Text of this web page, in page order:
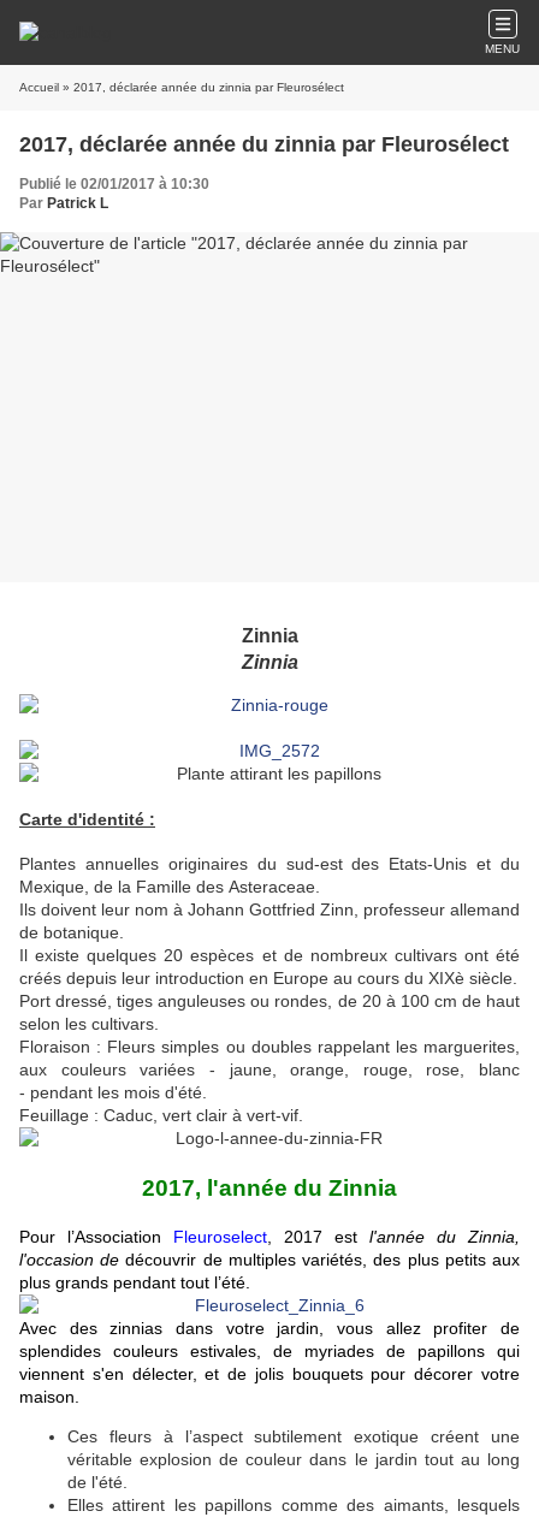
MENU
Accueil » 2017, déclarée année du zinnia par Fleurosélect
2017, déclarée année du zinnia par Fleurosélect
Publié le 02/01/2017 à 10:30
Par Patrick L
Zinnia
Zinnia
Carte d'identité :
Plantes annuelles originaires du sud-est des Etats-Unis et du
Mexique, de la Famille des Asteraceae.
Ils doivent leur nom à Johann Gottfried Zinn, professeur allemand
de botanique.
Il existe quelques 20 espèces et de nombreux cultivars ont été
créés depuis leur introduction en Europe au cours du XIXè siècle.
Port dressé, tiges anguleuses ou rondes, de 20 à 100 cm de haut
selon les cultivars.
Floraison : Fleurs simples ou doubles rappelant les marguerites,
aux couleurs variées - jaune, orange, rouge, rose, blanc
- pendant les mois d'été.
Feuillage : Caduc, vert clair à vert-vif.
2017, l'année du Zinnia
Pour l’Association Fleuroselect, 2017 est l'année du Zinnia,
l'occasion de découvrir de multiples variétés, des plus petits aux
plus grands pendant tout l’été.
Avec des zinnias dans votre jardin, vous allez profiter de
splendides couleurs estivales, de myriades de papillons qui
viennent s'en délecter, et de jolis bouquets pour décorer votre
maison.
Ces fleurs à l’aspect subtilement exotique créent une
véritable explosion de couleur dans le jardin tout au long
de l'été.
Elles attirent les papillons comme des aimants, lesquels